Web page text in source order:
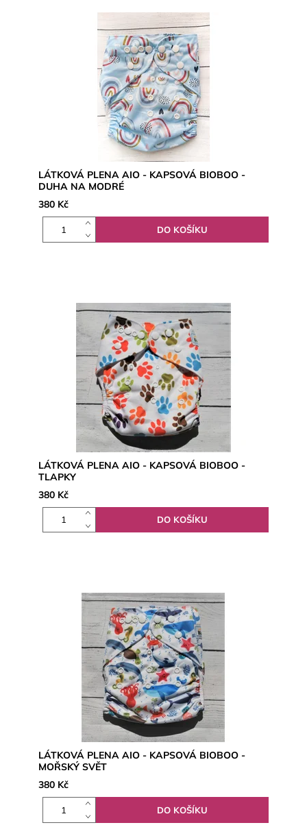
LÁTKOVÁ PLENA AIO - KAPSOVÁ BIOBOO -
DUHA NA MODRÉ
380 Kč
LÁTKOVÁ PLENA AIO - KAPSOVÁ BIOBOO -
TLAPKY
380 Kč
LÁTKOVÁ PLENA AIO - KAPSOVÁ BIOBOO -
MOŘSKÝ SVĚT
380 Kč